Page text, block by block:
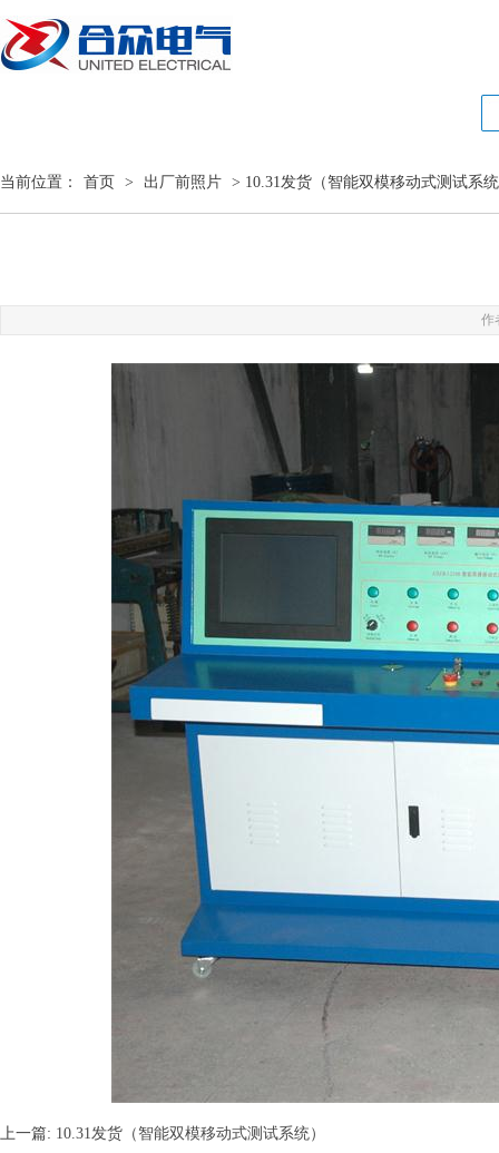
当前位置： 首页 > 出厂前照片 > 10.31发货（智能双模移动式测试系
作
上一篇: 10.31发货（智能双模移动式测试系统）